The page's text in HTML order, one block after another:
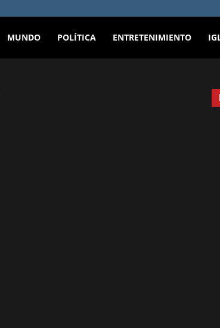
MUNDO POLÍTICA ENTRETENIMIENTO